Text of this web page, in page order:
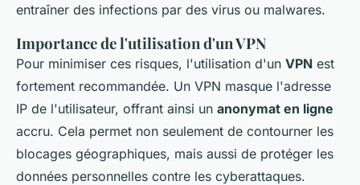
entraîner des infections par des virus ou malwares.
Importance de l'utilisation d'un VPN
Pour minimiser ces risques, l'utilisation d'un VPN est
fortement recommandée. Un VPN masque l'adresse
IP de l'utilisateur, offrant ainsi un anonymat en ligne
accru. Cela permet non seulement de contourner les
blocages géographiques, mais aussi de protéger les
données personnelles contre les cyberattaques.